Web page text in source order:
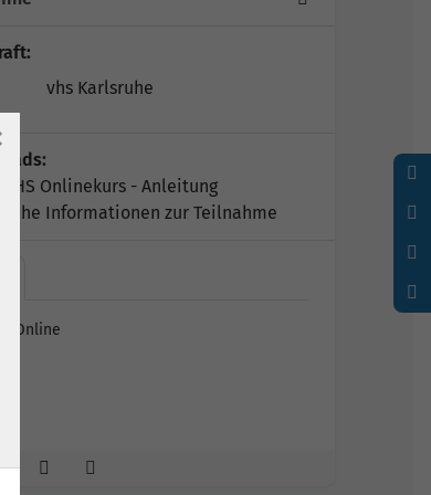
vhs Karlsruhe
VHS Onlinekurs - Anleitung
Informationen zur Teilnahme
Online